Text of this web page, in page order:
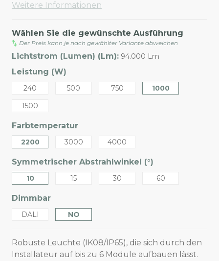
Weitere Informationen
Wählen Sie die gewünschte Ausführung
Der Preis kann je nach gewählter Variante abweichen
Lichtstrom (Lumen) (Lm): 94.000 Lm
Leistung (W)
240 500 750
1000
1500
Farbtemperatur
2200 3000 4000
Symmetrischer Abstrahlwinkel (°)
10 15 30 60
Dimmbar
DALI NO
Robuste Leuchte (IK08/IP65), die sich durch den
Installateur auf bis zu 6 Module aufbauen lässt.